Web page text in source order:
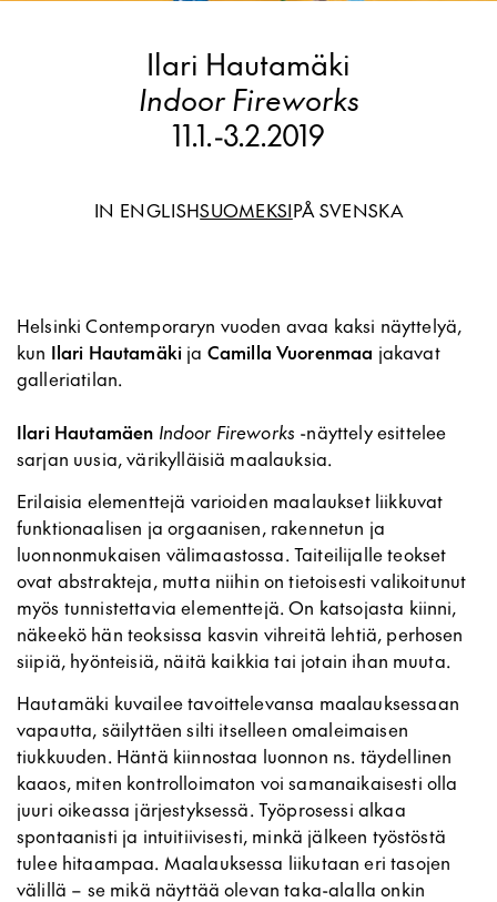
Ilari Hautamäki
Indoor Fireworks
11.1.-3.2.2019
IN ENGLISHSUOMEKSIPÅ SVENSKA
Helsinki Contemporaryn vuoden avaa kaksi näyttelyä,
kun Ilari Hautamäki ja Camilla Vuorenmaa jakavat
galleriatilan.
Ilari Hautamäen Indoor Fireworks -näyttely esittelee
sarjan uusia, värikylläisiä maalauksia.
Erilaisia elementtejä varioiden maalaukset liikkuvat
funktionaalisen ja orgaanisen, rakennetun ja
luonnonmukaisen välimaastossa. Taiteilijalle teokset
ovat abstrakteja, mutta niihin on tietoisesti valikoitunut
myös tunnistettavia elementtejä. On katsojasta kiinni,
näkeekö hän teoksissa kasvin vihreitä lehtiä, perhosen
siipiä, hyönteisiä, näitä kaikkia tai jotain ihan muuta.
Hautamäki kuvailee tavoittelevansa maalauksessaan
vapautta, säilyttäen silti itselleen omaleimaisen
tiukkuuden. Häntä kiinnostaa luonnon ns. täydellinen
kaaos, miten kontrolloimaton voi samanaikaisesti olla
juuri oikeassa järjestyksessä. Työprosessi alkaa
spontaanisti ja intuitiivisesti, minkä jälkeen työstöstä
tulee hitaampaa. Maalauksessa liikutaan eri tasojen
välillä – se mikä näyttää olevan taka-alalla onkin